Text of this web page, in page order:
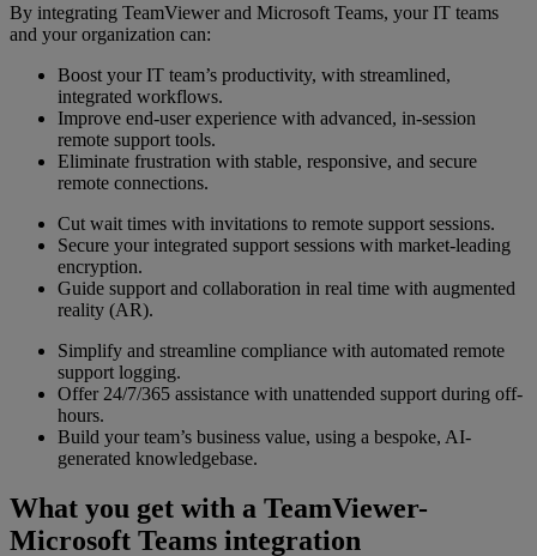
By integrating TeamViewer and Microsoft Teams, your IT teams
and your organization can:
Boost your IT team’s productivity, with streamlined,
integrated workflows.
Improve end-user experience with advanced, in-session
remote support tools.
Eliminate frustration with stable, responsive, and secure
remote connections.
Cut wait times with invitations to remote support sessions.
Secure your integrated support sessions with market-leading
encryption.
Guide support and collaboration in real time with augmented
reality (AR).
Simplify and streamline compliance with automated remote
support logging.
Offer 24/7/365 assistance with unattended support during off-
hours.
Build your team’s business value, using a bespoke, AI-
generated knowledgebase.
What you get with a TeamViewer-
Microsoft Teams integration